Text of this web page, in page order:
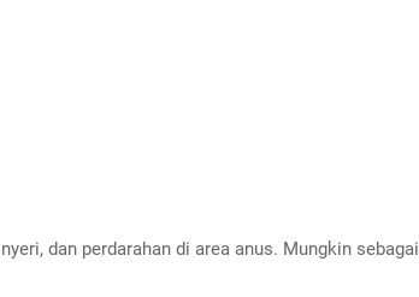
dan perdarahan di area anus. Mungkin